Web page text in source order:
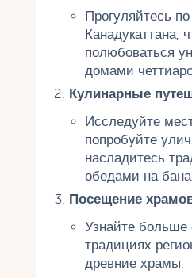
Прогуляйтесь
Канадукаттана,
полюбоваться
домами
Кулинарные
Исследуйте
попробуйте
насладитесь
обедами на
Посещение
Узнайте больше
традициях
древние храмы.